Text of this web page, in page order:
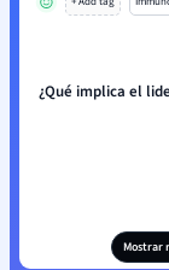
¿Qué implica el
Mostrar